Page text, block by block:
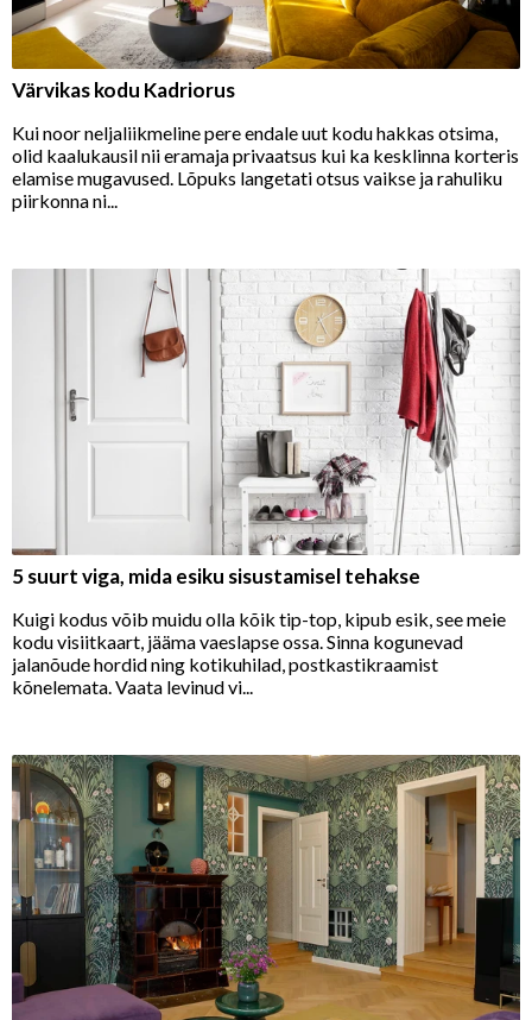
Värvikas kodu Kadriorus
Kui noor neljaliikmeline pere endale uut kodu hakkas otsima,
olid kaalukausil nii eramaja privaatsus kui ka kesklinna korteris
elamise mugavused. Lõpuks langetati otsus vaikse ja rahuliku
piirkonna ni...
5 suurt viga, mida esiku sisustamisel tehakse
Kuigi kodus võib muidu olla kõik tip-top, kipub esik, see meie
kodu visiitkaart, jääma vaeslapse ossa. Sinna kogunevad
jalanõude hordid ning kotikuhilad, postkastikraamist
kõnelemata. Vaata levinud vi...